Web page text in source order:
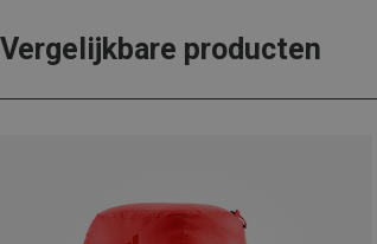
Vergelijkbare producten